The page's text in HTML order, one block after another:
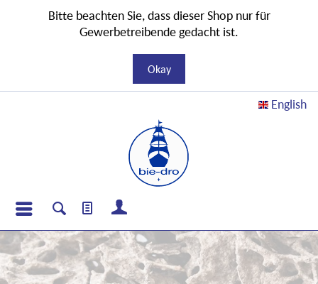
English
Bitte beachten Sie, dass dieser Shop nur für
Gewerbetreibende gedacht ist.
Okay